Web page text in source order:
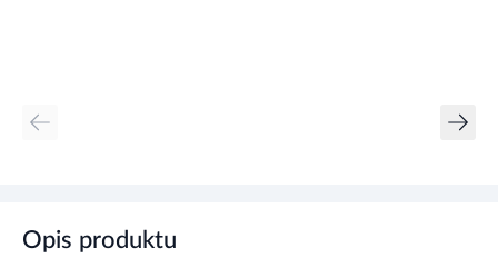
Opis produktu